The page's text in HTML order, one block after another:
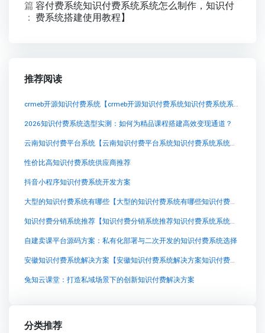
篇
：
容付费系统知识付费系统系统怎么制作，知识付
费系统搭建使用教程】
推荐阅读
crmeb开源知识付费系统【crmeb开源知识付费系统知识付费系统系统怎么制作，知识付费系统搭建使用教程】
2026知识付费系统选型实测：如何为精品课程搭建高效变现通道？
云南知识付费平台系统【云南知识付费平台系统知识付费系统系统怎么制作，知识付费系统搭建使用教程】
性价比高知识付费系统供应商推荐
抖音小程序知识付费系统开发方案
大型的知识付费系统有哪些【大型的知识付费系统有哪些知识付费系统系统怎么制作，知识付费系统搭建使用教程】
知识付费分销系统推荐【知识付费分销系统推荐知识付费系统系统怎么制作，知识付费系统搭建使用教程】
自建卖课平台源码方案：私有化部署与二次开发的知识付费系统选择
安徽知识付费系统解决方案【安徽知识付费系统解决方案知识付费系统系统怎么制作，知识付费系统搭建使用教程】
兔知云课堂：打造私域场景下的创新知识付费解决方案
分类推荐